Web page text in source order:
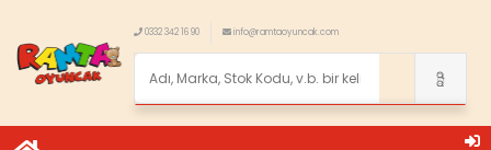
0332 342 16 90 info@ramtaoyuncak.com